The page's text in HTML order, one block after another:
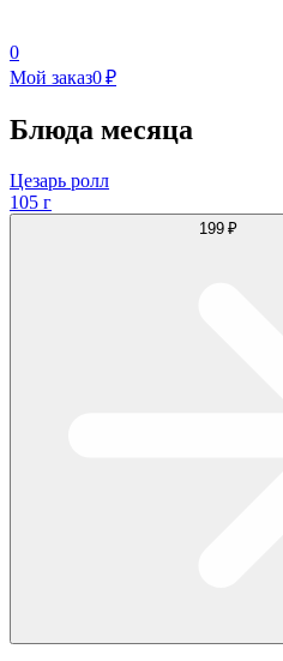
0
Мой заказ0 ₽
Блюда месяца
Цезарь ролл
105 г
199 ₽